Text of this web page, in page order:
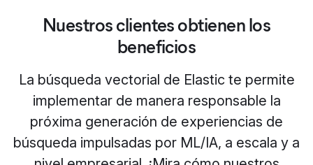
Nuestros clientes obtienen los
beneficios
La búsqueda vectorial de Elastic te permite
implementar de manera responsable la
próxima generación de experiencias de
búsqueda impulsadas por ML/IA, a escala y a